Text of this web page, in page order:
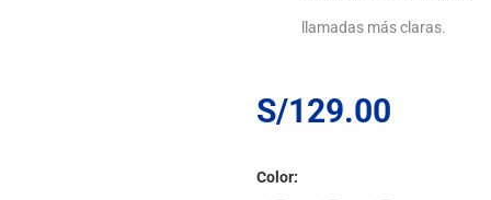
llamadas más claras.
S/129.00
Color
Audífonos